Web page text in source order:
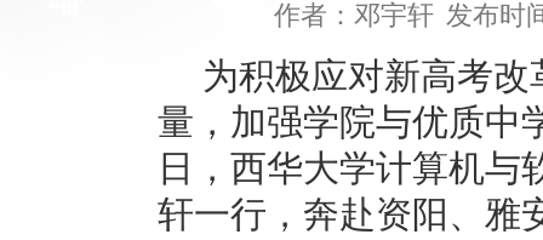
作者：邓宇轩 发布时
为积极应对新高考
量，加强学院与优质中
日，西华大学计算机与
轩一行，奔赴资阳、雅